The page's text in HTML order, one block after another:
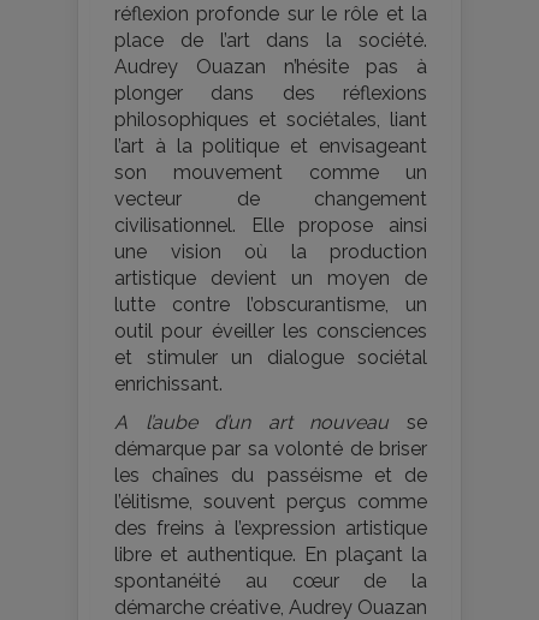
réflexion profonde sur le rôle et la
place de l’art dans la société.
Audrey Ouazan n’hésite pas à
plonger dans des réflexions
philosophiques et sociétales, liant
l’art à la politique et envisageant
son mouvement comme un
vecteur de changement
civilisationnel. Elle propose ainsi
une vision où la production
artistique devient un moyen de
lutte contre l’obscurantisme, un
outil pour éveiller les consciences
et stimuler un dialogue sociétal
enrichissant​​.
A l’aube d’un art nouveau se
démarque par sa volonté de briser
les chaînes du passéisme et de
l’élitisme, souvent perçus comme
des freins à l’expression artistique
libre et authentique. En plaçant la
spontanéité au cœur de la
démarche créative, Audrey Ouazan